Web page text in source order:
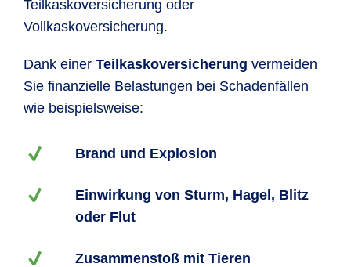
Teilkaskoversicherung oder
Vollkaskoversicherung.
Dank einer Teilkaskoversicherung vermeiden
Sie finanzielle Belastungen bei Schadenfällen
wie beispielsweise:
Brand und Explosion
Einwirkung von Sturm, Hagel, Blitz
oder Flut
Zusammenstoß mit Tieren